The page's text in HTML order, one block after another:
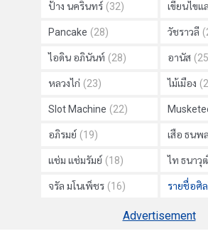
ป้าง นครินทร์ (32) เขียนไขแ
Pancake (28) วัชราวลี
ไอดิน อภินันท์ (28) อานัส
หลวงไก่ (23) ไม้เมือง
Slot Machine (22)
อภิรมย์ (19) เสือ ธนพล
แช่ม แช่มรัมย์ (18) ไท ธนาวุ
จรัล มโนเพ็ชร (16) รายชื่อศิ
Advertisement